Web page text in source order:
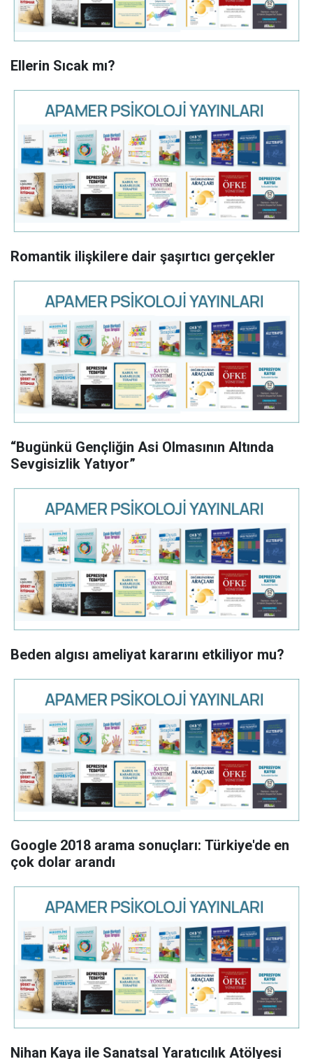
Ellerin Sıcak mı?
Romantik ilişkilere dair şaşırtıcı gerçekler
“Bugünkü Gençliğin Asi Olmasının Altında
Sevgisizlik Yatıyor”
Beden algısı ameliyat kararını etkiliyor mu?
Google 2018 arama sonuçları: Türkiye'de en
çok dolar arandı
Nihan Kaya ile Sanatsal Yaratıcılık Atölyesi